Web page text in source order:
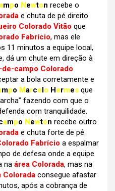
mpo Newton recebe o
e chuta de pé direito
Colorado Vitão que
Fabrício, mas ele
11 minutos a equipe local,
dá um chute em direção à
de-campo Colorado
a bola corretamente e
mpo Marcelo Hermes que
fazendo com que o
com tranquilidade.
ampo Newton recebe outro
e chuta forte de pé
Fabrício a espalmar
de defesa onde a equipe
na área Colorada, mas na
Colorada consegue afastar
após a cobrança de